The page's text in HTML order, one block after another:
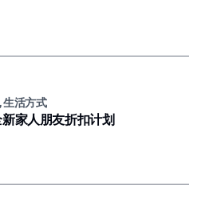
生活方式
家人朋友折扣计划